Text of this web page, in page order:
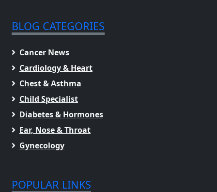
BLOG CATEGORIES
Cancer News
Cardiology & Heart
Chest & Asthma
Child Specialist
Diabetes & Hormones
Ear, Nose & Throat
Gynecology
POPULAR LINKS